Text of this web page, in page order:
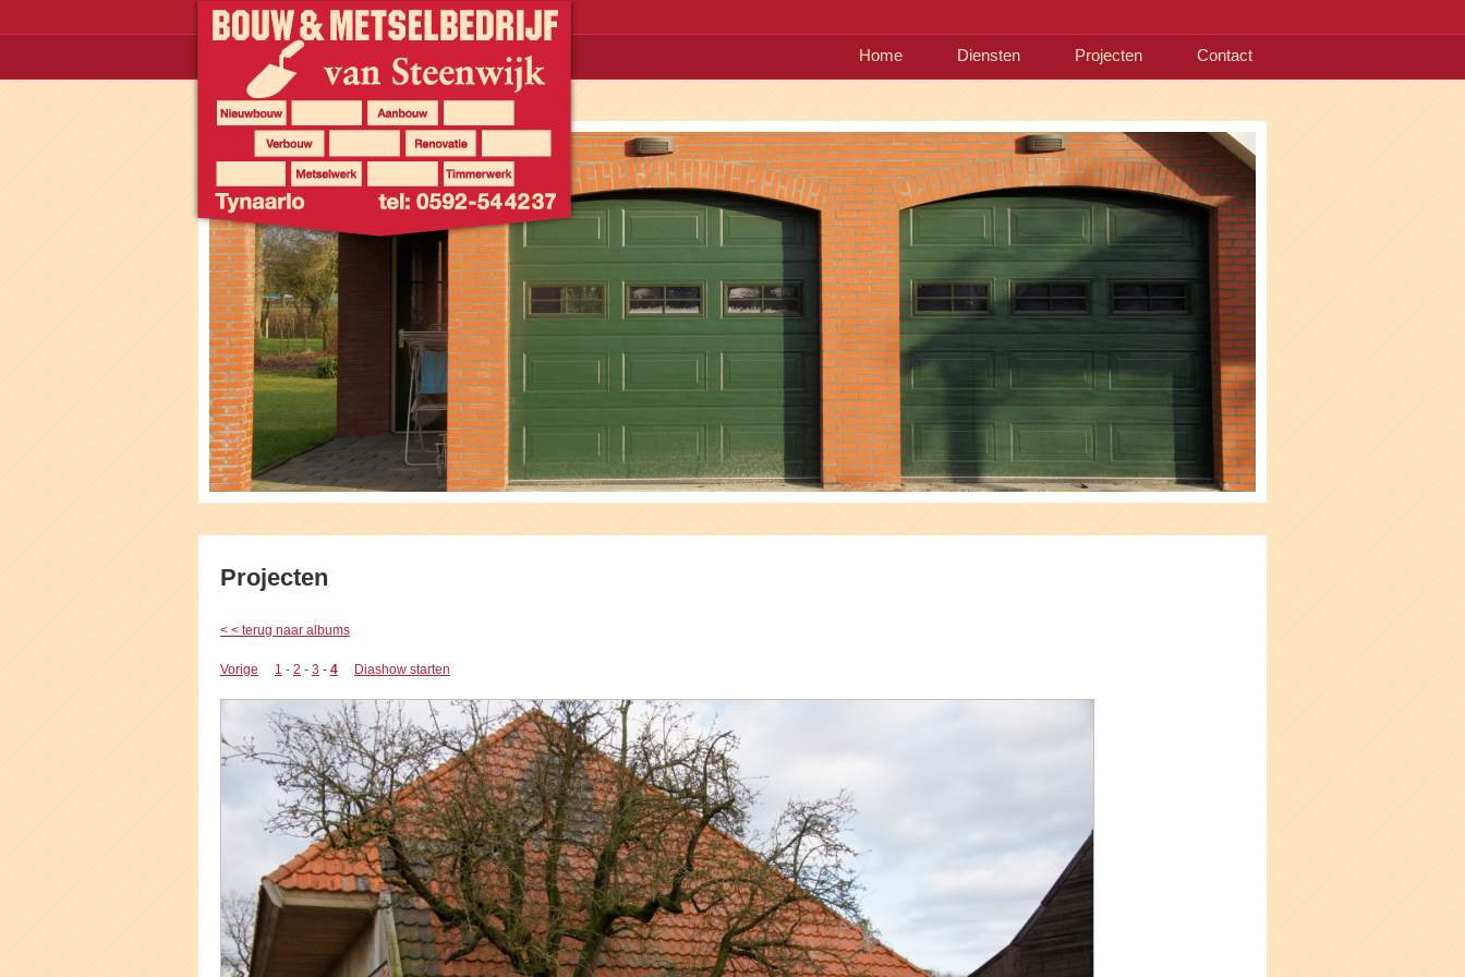
Home Diensten Projecten Contact
Projecten
< < terug naar albums
Vorige 1 - 2 - 3 - 4 Diashow starten